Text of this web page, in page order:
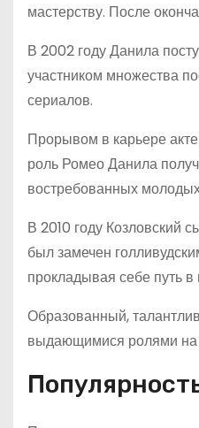
мастерству. После
В 2002 году Данила
участником множества
сериалов.
Прорывом в карьере
роль Ромео Данила
востребованных
В 2010 году Козловский
был замечен
прокладывая себе путь
Образованный,
выдающимися ролями на